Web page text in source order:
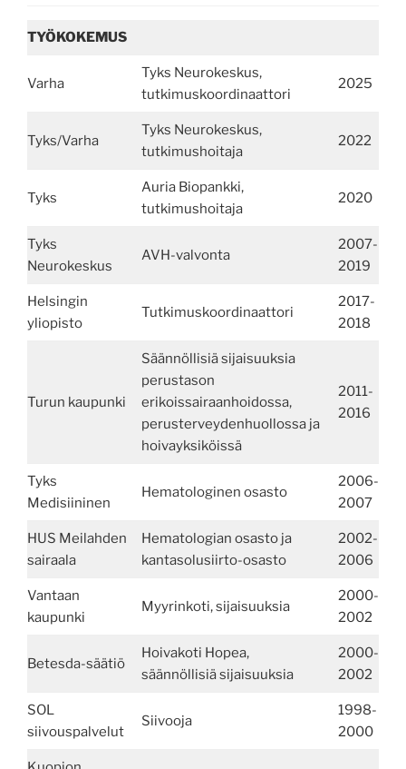
TYÖKOKEMUS
Varha
Tyks Neurokeskus,
tutkimuskoordinaattori
2025
Tyks/Varha
Tyks Neurokeskus,
tutkimushoitaja
2022
Tyks
Auria Biopankki,
tutkimushoitaja
2020
Tyks
Neurokeskus
AVH-valvonta
2007-
2019
Helsingin
yliopisto
Tutkimuskoordinaattori
2017-
2018
Turun kaupunki
Säännöllisiä sijaisuuksia
perustason
erikoissairaanhoidossa,
perusterveydenhuollossa ja
hoivayksiköissä
2011-
2016
Tyks
Medisiininen
Hematologinen osasto
2006-
2007
HUS Meilahden
sairaala
Hematologian osasto ja
kantasolusiirto-osasto
2002-
2006
Vantaan
kaupunki
Myyrinkoti, sijaisuuksia
2000-
2002
Betesda-säätiö
Hoivakoti Hopea,
säännöllisiä sijaisuuksia
2000-
2002
SOL
siivouspalvelut
Siivooja
1998-
2000